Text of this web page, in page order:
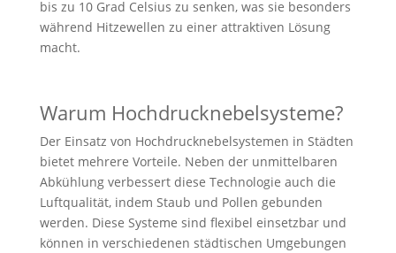
bis zu 10 Grad Celsius zu senken, was sie besonders
während Hitzewellen zu einer attraktiven Lösung
macht.
Warum Hochdrucknebelsysteme?
Der Einsatz von Hochdrucknebelsystemen in Städten
bietet mehrere Vorteile. Neben der unmittelbaren
Abkühlung verbessert diese Technologie auch die
Luftqualität, indem Staub und Pollen gebunden
werden. Diese Systeme sind flexibel einsetzbar und
können in verschiedenen städtischen Umgebungen